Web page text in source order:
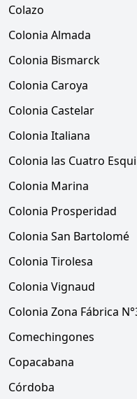
Colazo
Colonia Almada
Colonia Bismarck
Colonia Caroya
Colonia Castelar
Colonia Italiana
Colonia las Cuatro
Colonia Marina
Colonia Prosperidad
Colonia San Bartolomé
Colonia Tirolesa
Colonia Vignaud
Colonia Zona Fábrica
Comechingones
Copacabana
Córdoba